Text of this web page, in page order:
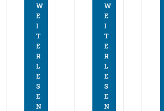
W
E
I
T
E
R
L
E
S
E
N
W
E
I
T
E
R
L
E
S
E
N